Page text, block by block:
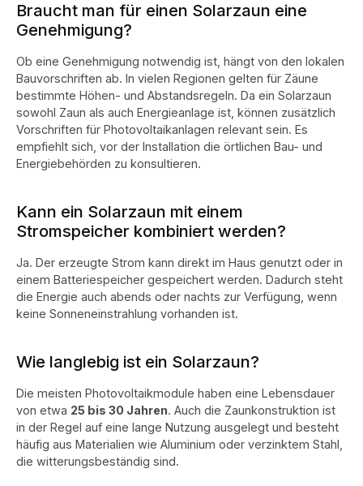
Braucht man für einen Solarzaun eine
Genehmigung?
Ob eine Genehmigung notwendig ist, hängt von den lokalen
Bauvorschriften ab. In vielen Regionen gelten für Zäune
bestimmte Höhen- und Abstandsregeln. Da ein Solarzaun
sowohl Zaun als auch Energieanlage ist, können zusätzlich
Vorschriften für Photovoltaikanlagen relevant sein. Es
empfiehlt sich, vor der Installation die örtlichen Bau- und
Energiebehörden zu konsultieren.
Kann ein Solarzaun mit einem
Stromspeicher kombiniert werden?
Ja. Der erzeugte Strom kann direkt im Haus genutzt oder in
einem Batteriespeicher gespeichert werden. Dadurch steht
die Energie auch abends oder nachts zur Verfügung, wenn
keine Sonneneinstrahlung vorhanden ist.
Wie langlebig ist ein Solarzaun?
Die meisten Photovoltaikmodule haben eine Lebensdauer
von etwa 25 bis 30 Jahren. Auch die Zaunkonstruktion ist
in der Regel auf eine lange Nutzung ausgelegt und besteht
häufig aus Materialien wie Aluminium oder verzinktem Stahl,
die witterungsbeständig sind.